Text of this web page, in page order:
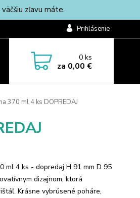
zľavu máte.
Prihlásenie
0ks
za 0,00 €
370 ml 4 ks DOPREDAJ
ml 4 ks - dopredaj H 91 mm D 95
dizajnom, ktorá
Krásne vybrúsené poháre,